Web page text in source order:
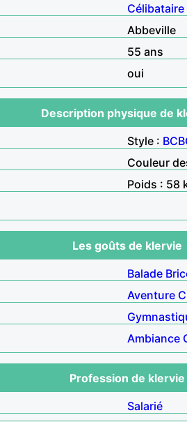
Célibataire
Abbeville
55 ans
oui
Description physique de
Style :
Couleur
Poids : 58
Les goûts de klervie
Balade
Aventure
Ambiance
Profession de klervie
Salarié